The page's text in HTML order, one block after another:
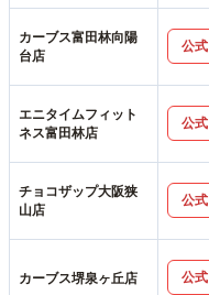
カーブス富田林向陽
台店
公式
エニタイムフィット
ネス富田林店
公式
チョコザップ大阪狭
山店
公式
カーブス堺泉ヶ丘店 公式